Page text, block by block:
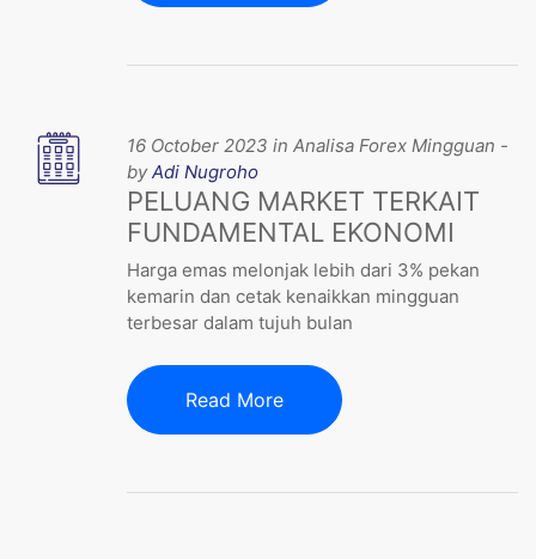
16 October 2023 in Analisa Forex Mingguan -
byAdi Nugroho
PELUANG MARKET TERKAIT
FUNDAMENTAL EKONOMI
Harga emas melonjak lebih dari 3% pekan
kemarin dan cetak kenaikkan mingguan
terbesar dalam tujuh bulan
Read More